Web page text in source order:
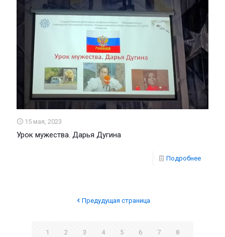
15 мая, 2023
Урок мужества. Дарья Дугина
Подробнее
Предудущая страница
1 2 3 4 5 6 7 8